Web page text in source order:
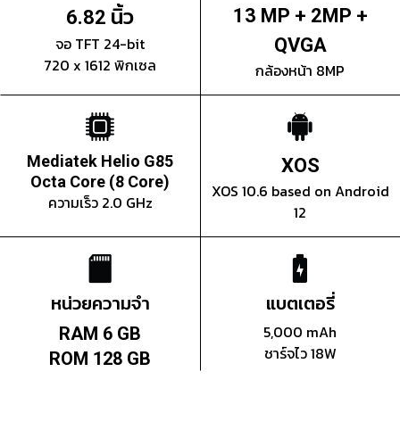
6.82 นิ้ว
จอ TFT 24-bit
720 x 1612 พิกเซล
13 MP + 2MP +
QVGA
กล้องหน้า 8MP
Mediatek Helio G85
Octa Core (8 Core)
ความเร็ว 2.0 GHz
XOS
XOS 10.6 based on Android
12
หน่วยความจำ
RAM 6 GB
ROM 128 GB
แบตเตอรี่
5,000 mAh
ชาร์จไว 18W